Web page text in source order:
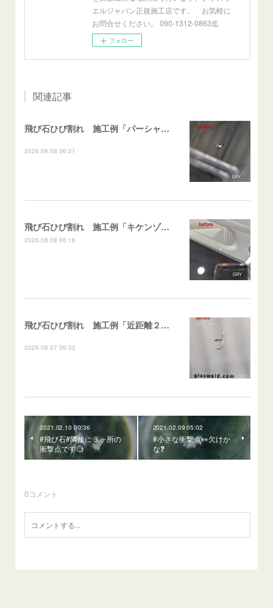
エルジャパン正規施工店です。 お気軽に
お問合せください。 090-1312-0863迄
フォロー
関連記事
飛び石ひび割れ 施工例「パーシャル系・衝撃点範囲ハマカケ」エスティマ
2026.08.08 06:21
飛び石ひび割れ 施工例「キケンゾーン範囲・ストレートブレイク」フェアレディＺ
2026.08.08 06:16
飛び石ひび割れ 施工例「近距離２箇所・パーシャル系+ストレート系」CX-8
2026.08.07 06:32
2021.02.10 00:36
#飛び石#隣接に３ヶ所の
衝撃点です🧐
2021.02.09 05:02
#小さな衝撃点👀欠けか
な❓️
0コメント